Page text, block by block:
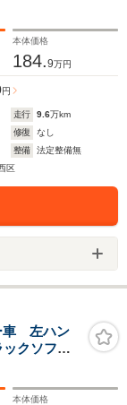
本体価格
184.9万円
円
走行 9.6万km
修復
なし
整備
法定整備無
区
車 左ハン
クソフト
ソフトト
本体価格